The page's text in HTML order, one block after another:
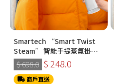
Smartech “Smart Twist
Steam” 智能手提蒸氣掛燙
機 (SS-8108)
$ 698.0 $ 248.0
商戶直送